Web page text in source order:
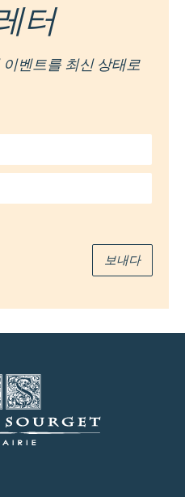
터
벤트를 최신 상태로
보내다